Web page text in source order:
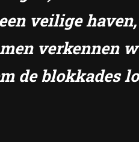
veilige
verkennen
de blokkades